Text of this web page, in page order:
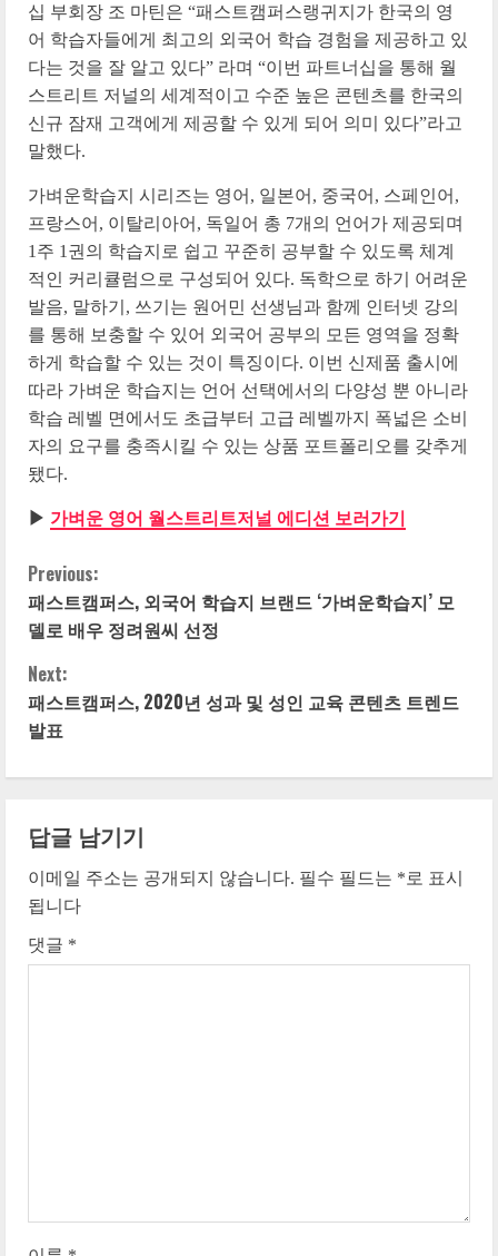
십 부회장 조 마틴은 “패스트캠퍼스랭귀지가 한국의 영
어 학습자들에게 최고의 외국어 학습 경험을 제공하고 있
다는 것을 잘 알고 있다” 라며 “이번 파트너십을 통해 월
스트리트 저널의 세계적이고 수준 높은 콘텐츠를 한국의
신규 잠재 고객에게 제공할 수 있게 되어 의미 있다”라고
말했다.
가벼운학습지 시리즈는 영어, 일본어, 중국어, 스페인어,
프랑스어, 이탈리아어, 독일어 총 7개의 언어가 제공되며
1주 1권의 학습지로 쉽고 꾸준히 공부할 수 있도록 체계
적인 커리큘럼으로 구성되어 있다. 독학으로 하기 어려운
발음, 말하기, 쓰기는 원어민 선생님과 함께 인터넷 강의
를 통해 보충할 수 있어 외국어 공부의 모든 영역을 정확
하게 학습할 수 있는 것이 특징이다. 이번 신제품 출시에
따라 가벼운 학습지는 언어 선택에서의 다양성 뿐 아니라
학습 레벨 면에서도 초급부터 고급 레벨까지 폭넓은 소비
자의 요구를 충족시킬 수 있는 상품 포트폴리오를 갖추게
됐다.
▶ 가벼운 영어 월스트리트저널 에디션 보러가기
C
o
n
t
i
u
e
R
Previous:
패스트캠퍼스, 외국어 학습지 브랜드 ‘가벼운학습지’ 모
델로 배우 정려원씨 선정
Next:
패스트캠퍼스, 2020년 성과 및 성인 교육 콘텐츠 트렌드
발표
답글 남기기
이메일 주소는 공개되지 않습니다. 필수 필드는 * 로 표시
됩니다
댓글 *